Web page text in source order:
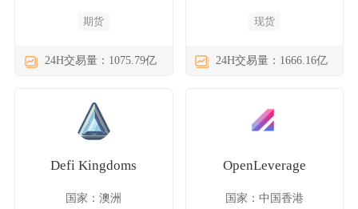
期货
24H交易量：1075.79亿
现货
24H交易量：1666.16亿
Defi Kingdoms
国家：澳洲
OpenLeverage
国家：中国香港